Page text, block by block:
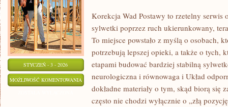
STYCZEŃ - 3 - 2026
MOŻLIWOŚĆ KOMENTOWANIA ZDROWIE
KOBIET
Korekcja Wad Postawy to rzetelny serwis
sylwetki poprzez ruch ukierunkowany,
To miejsce powstało z myślą o osobach,
potrzebują lepszej opieki, a także o tych,
etapami budować bardziej stabilną
neurologiczna i równowaga i Układ
dokładne materiały o tym, skąd biorą się
często nie chodzi wyłącznie o „złą